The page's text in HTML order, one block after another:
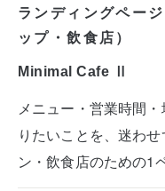
ランディングページ
ップ・飲食店）
Minimal Cafe Ⅱ
メニュー・営業時間
りたいことを、迷わ
ン・飲食店のための1